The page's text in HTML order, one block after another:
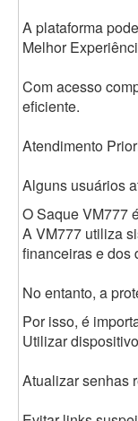
A plataforma
Melhor
Com acesso
eficiente.
Atendimento
Alguns usuários
O Saque VM777
A VM777 utiliza
financeiras e dos
No entanto, a
Por isso, é
Utilizar
Atualizar senhas